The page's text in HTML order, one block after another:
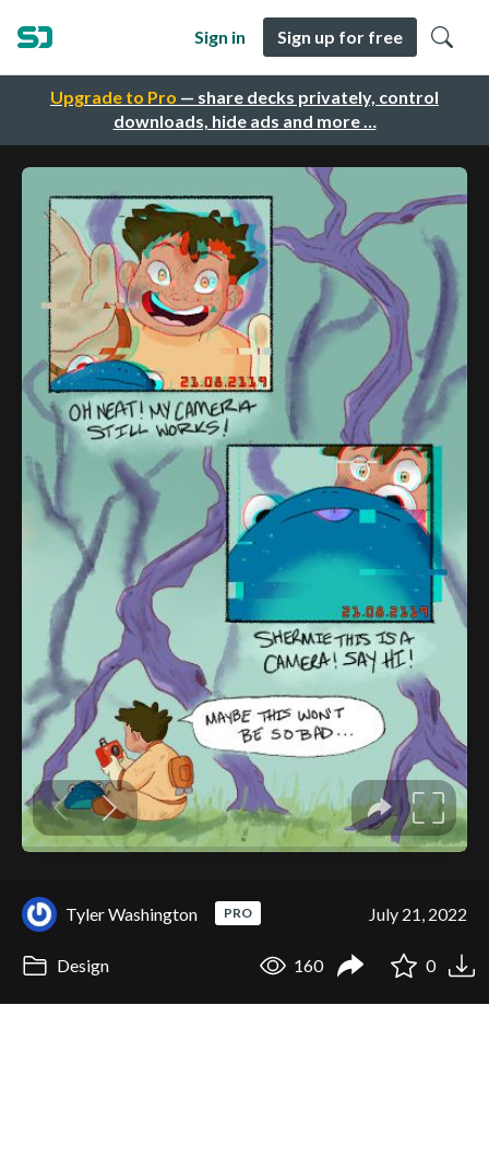
Upgrade to Pro — share decks privately, control
downloads, hide ads and more …
Sign in Sign up for free
Tyler Washington PRO July 21, 2022
Design 160 0